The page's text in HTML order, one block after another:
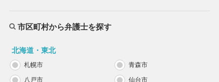
市区町村から弁護士を探す
北海道・東北
札幌市 青森市
八戸市 仙台市